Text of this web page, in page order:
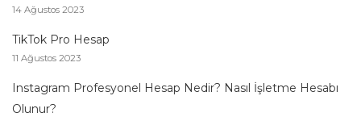
14 Ağustos 2023
TikTok Pro Hesap
11 Ağustos 2023
Instagram Profesyonel Hesap Nedir? Nasıl İşletme Hesabı
Olunur?